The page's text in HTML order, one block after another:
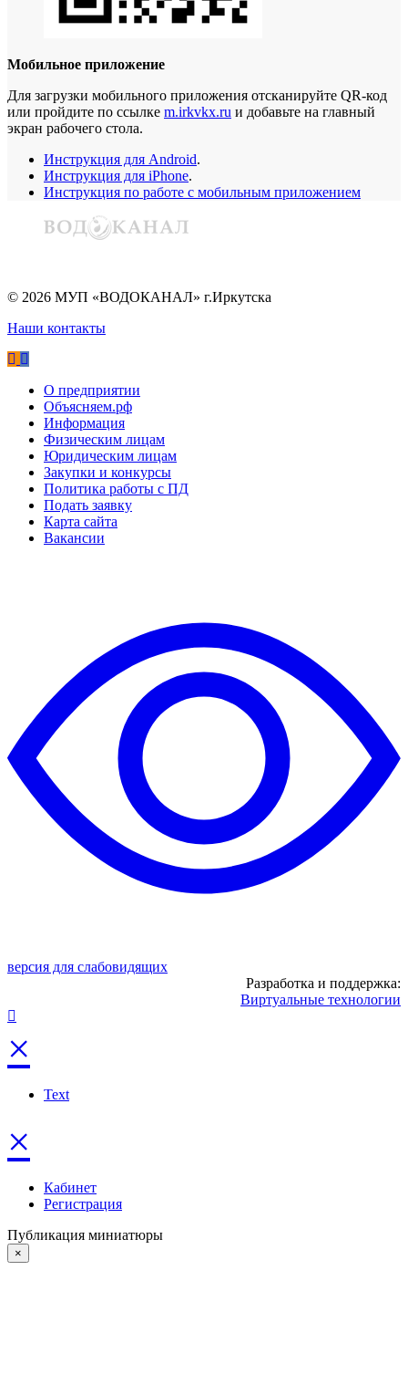
Мобильное приложение
Для загрузки мобильного приложения отсканируйте QR-код
или пройдите по ссылке m.irkvkx.ru и добавьте на главный
экран рабочего стола.
Инструкция для Android.
Инструкция для iPhone.
Инструкция по работе с мобильным приложением
© 2026 МУП «ВОДОКАНАЛ» г.Иркутска
Наши контакты
О предприятии
Объясняем.рф
Информация
Физическим лицам
Юридическим лицам
Закупки и конкурсы
Политика работы с ПД
Подать заявку
Карта сайта
Вакансии
версия для слабовидящих
Разработка и поддержка:
Виртуальные технологии
×
Text
×
Кабинет
Регистрация
Публикация миниатюры
×